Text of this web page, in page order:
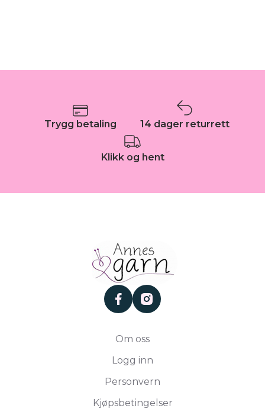
Trygg betaling 14 dager returrett
Klikk og hent
facebookinstagram
Om oss
Logg inn
Personvern
Kjøpsbetingelser